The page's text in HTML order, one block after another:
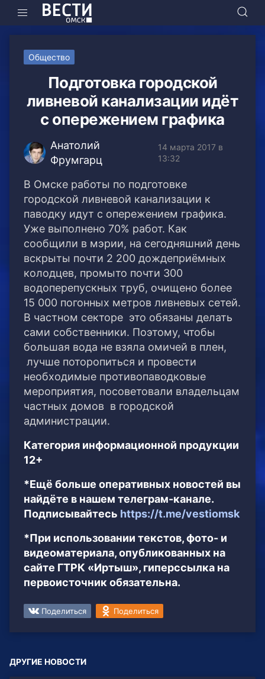
Общество
Подготовка городской
ливневой канализации идёт
с опережением графика
Анатолий
Фрумгарц
14 марта 2017 в
13:32
В Омске работы по подготовке
городской ливневой канализации к
паводку идут с опережением графика.
Уже выполнено 70% работ. Как
сообщили в мэрии, на сегодняшний день
вскрыты почти 2 200 дождеприёмных
колодцев, промыто почти 300
водоперепускных труб, очищено более
15 000 погонных метров ливневых сетей.
В частном секторе это обязаны делать
сами собственники. Поэтому, чтобы
большая вода не взяла омичей в плен,
лучше поторопиться и провести
необходимые противопаводковые
мероприятия, посоветовали владельцам
частных домов в городской
администрации.
Категория информационной продукции
12+
*Ещё больше оперативных новостей вы
найдёте в нашем телеграм-канале.
Подписывайтесь https://t.me/vestiomsk
*При использовании текстов, фото- и
видеоматериала, опубликованных на
сайте ГТРК «Иртыш», гиперссылка на
первоисточник обязательна.
Поделиться Поделиться
ДРУГИЕ НОВОСТИ